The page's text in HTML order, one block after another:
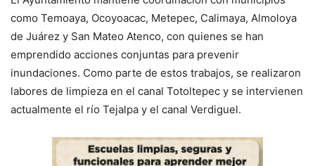
como Temoaya, Ocoyoacac, Metepec, Calimaya, Almoloya
de Juárez y San Mateo Atenco, con quienes se han
emprendido acciones conjuntas para prevenir
inundaciones. Como parte de estos trabajos, se realizaron
labores de limpieza en el canal Totoltepec y se intervienen
actualmente el río Tejalpa y el canal Verdiguel.